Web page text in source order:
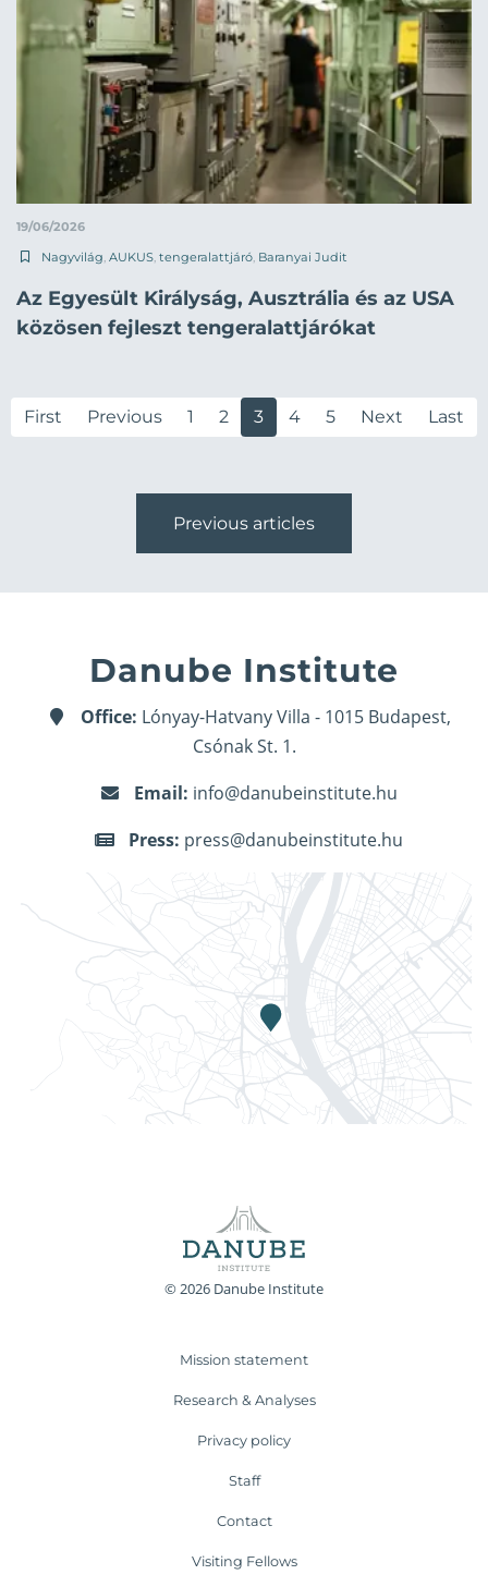
19/06/2026
Nagyvilág, AUKUS, tengeralattjáró, Baranyai Judit
Az Egyesült Királyság, Ausztrália és az USA
közösen fejleszt tengeralattjárókat
First Previous 1 2 3 4 5 Next Last
Previous articles
Danube Institute
Office: Lónyay-Hatvany Villa - 1015 Budapest,
Csónak St. 1.
Email: info@danubeinstitute.hu
Press: press@danubeinstitute.hu
© 2026 Danube Institute
Mission statement
Research & Analyses
Privacy policy
Staff
Contact
Visiting Fellows